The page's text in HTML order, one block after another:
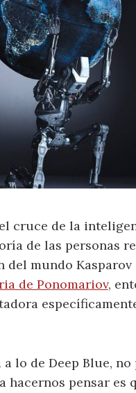
cruce de la
de las personas
mundo Kasparov
de Ponomariov,
lo de Deep Blue,
hacernos pensar es